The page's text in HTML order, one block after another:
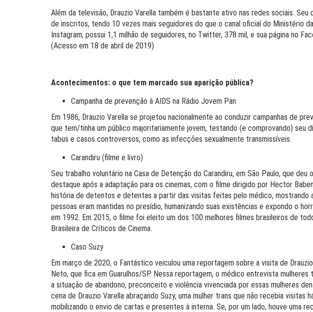
Além da televisão, Drauzio Varella também é bastante ativo nas redes sociais. Seu
de inscritos, tendo 10 vezes mais seguidores do que o canal oficial do Ministério
Instagram, possui 1,1 milhão de seguidores, no Twitter, 378 mil, e sua página no
(Acesso em 18 de abril de 2019)
Acontecimentos: o que tem marcado sua aparição pública?
Campanha de prevenção à AIDS na Rádio Jovem Pan
Em 1986, Drauzio Varella se projetou nacionalmente ao conduzir campanhas de
que tem/tinha um público majoritariamente jovem, testando (e comprovando) seu
tabus e casos controversos, como as infecções sexualmente transmissíveis.
Carandiru (filme e livro)
Seu trabalho voluntário na Casa de Detenção do Carandiru, em São Paulo, que deu
destaque após a adaptação para os cinemas, com o filme dirigido por Hector
história de detentos e detentas a partir das visitas feitas pelo médico, mostrando
pessoas eram mantidas no presídio, humanizando suas existências e expondo o
em 1992. Em 2015, o filme foi eleito um dos 100 melhores filmes brasileiros de
Brasileira de Críticos de Cinema.
Caso Suzy
Em março de 2020, o Fantástico veiculou uma reportagem sobre a visita de
Neto, que fica em Guarulhos/SP. Nessa reportagem, o médico entrevista mulheres
a situação de abandono, preconceito e violência vivenciada por essas mulheres
cena de Drauzio Varella abraçando Suzy, uma mulher trans que não recebia visitas
mobilizando o envio de cartas e presentes à interna. Se, por um lado, houve uma